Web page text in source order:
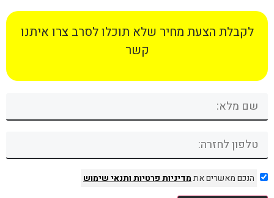
לקבלת הצעת מחיר שלא תוכלו לסרב צרו איתנו
קשר
הנכם מאשרים אתמדיניות פרטיותותנאי שימוש